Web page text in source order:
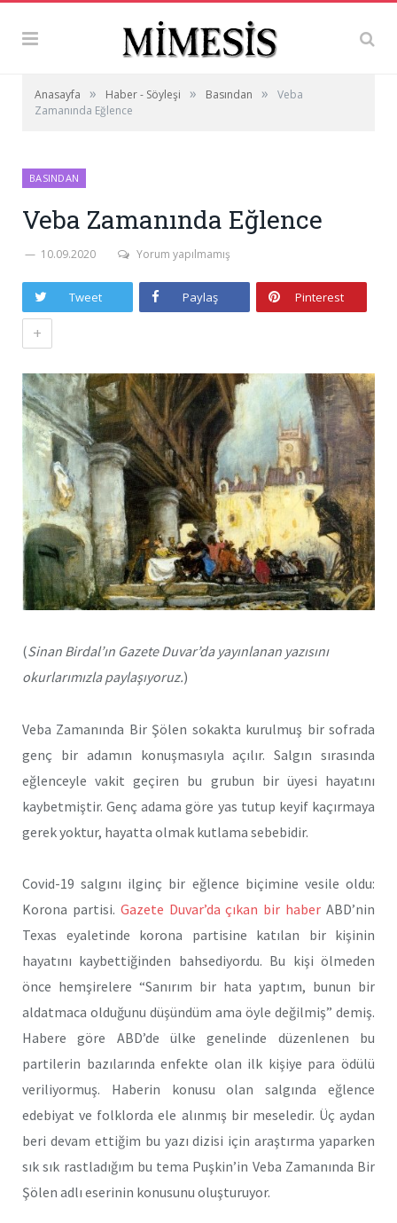
Anasayfa » Haber - Söyleşi » Basından »
Veba
Zamanında Eğlence
BASINDAN
Veba Zamanında Eğlence
10.09.2020 Yorum yapılmamış
Tweet Paylaş Pinterest
+
(Sinan Birdal’ın Gazete Duvar’da yayınlanan yazısını
okurlarımızla paylaşıyoruz.)
Veba Zamanında Bir Şölen sokakta kurulmuş bir sofrada
genç bir adamın konuşmasıyla açılır. Salgın sırasında
eğlenceyle vakit geçiren bu grubun bir üyesi hayatını
kaybetmiştir. Genç adama göre yas tutup keyif kaçırmaya
gerek yoktur, hayatta olmak kutlama sebebidir.
Covid-19 salgını ilginç bir eğlence biçimine vesile oldu:
Korona partisi. Gazete Duvar’da çıkan bir haber ABD’nin
Texas eyaletinde korona partisine katılan bir kişinin
hayatını kaybettiğinden bahsediyordu. Bu kişi ölmeden
önce hemşirelere “Sanırım bir hata yaptım, bunun bir
aldatmaca olduğunu düşündüm ama öyle değilmiş” demiş.
Habere göre ABD’de ülke genelinde düzenlenen bu
partilerin bazılarında enfekte olan ilk kişiye para ödülü
veriliyormuş. Haberin konusu olan salgında eğlence
edebiyat ve folklorda ele alınmış bir meseledir. Üç aydan
beri devam ettiğim bu yazı dizisi için araştırma yaparken
sık sık rastladığım bu tema Puşkin’in Veba Zamanında Bir
Şölen adlı eserinin konusunu oluşturuyor.